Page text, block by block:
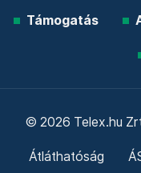
Támogatás
© 2026 Telex.hu
Átláthatóság